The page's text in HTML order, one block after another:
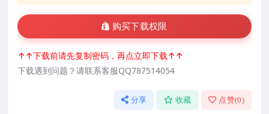
购买下载权限
↑↑下载前请先复制密码，再点立即下载↑↑
下载遇到问题？请联系客服QQ787514054
分享 收藏 点赞(0)